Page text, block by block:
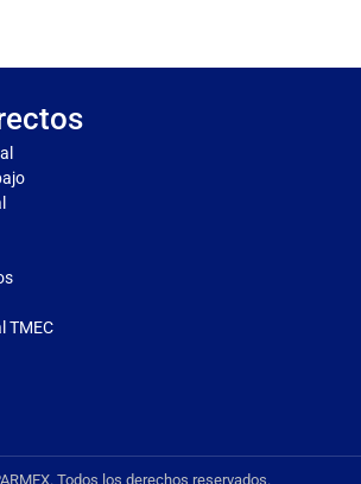
TMEC
Todos los derechos reservados.